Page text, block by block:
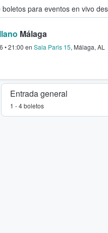
boletos para eventos en vivo
fans compran y
Málaga
•21:00 en Sala Paris 15, Málaga, AL
Entrada general
1 - 4 boletos